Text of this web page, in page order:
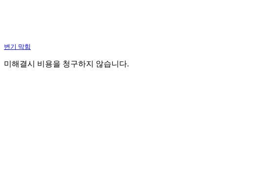
변기 막힘
미해결시 비용을 청구하지 않습니다.